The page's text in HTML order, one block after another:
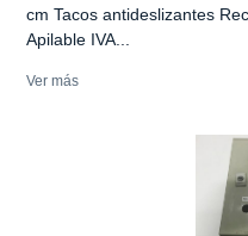
cm Tacos antideslizantes
Apilable IVA...
Ver más